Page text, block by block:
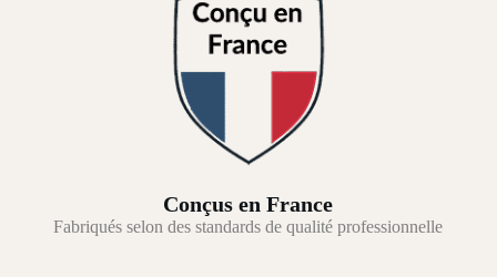
Conçus en France
Fabriqués selon des standards de qualité professionnelle